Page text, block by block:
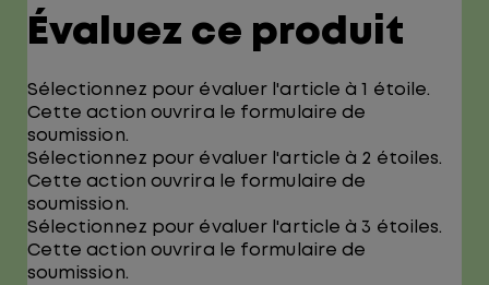
Évaluez ce produit
Sélectionnez pour évaluer l'article à 1 étoile.
Cette action ouvrira le formulaire de
soumission.
Sélectionnez pour évaluer l'article à 2 étoiles.
Cette action ouvrira le formulaire de
soumission.
Sélectionnez pour évaluer l'article à 3 étoiles.
Cette action ouvrira le formulaire de
soumission.